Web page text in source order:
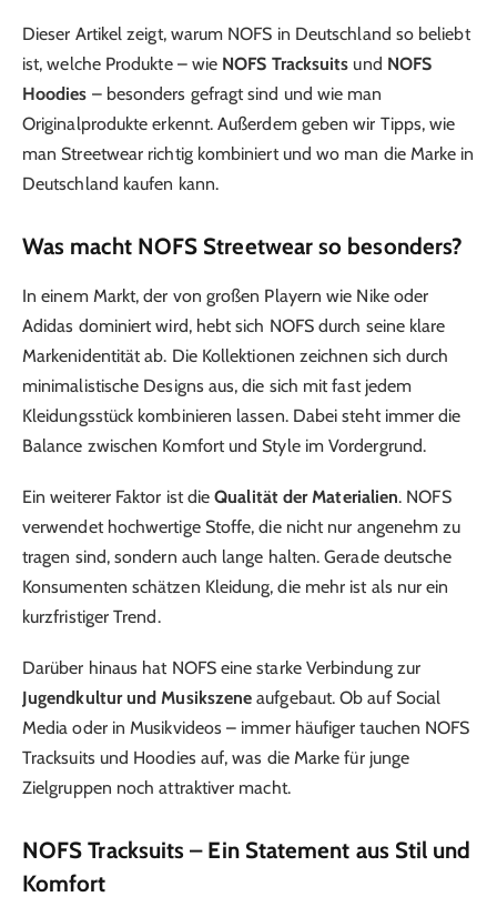
Dieser Artikel zeigt, warum NOFS in Deutschland so beliebt
ist, welche Produkte – wie NOFS Tracksuits und NOFS
Hoodies – besonders gefragt sind und wie man
Originalprodukte erkennt. Außerdem geben wir Tipps, wie
man Streetwear richtig kombiniert und wo man die Marke in
Deutschland kaufen kann.
Was macht NOFS Streetwear so besonders?
In einem Markt, der von großen Playern wie Nike oder
Adidas dominiert wird, hebt sich NOFS durch seine klare
Markenidentität ab. Die Kollektionen zeichnen sich durch
minimalistische Designs aus, die sich mit fast jedem
Kleidungsstück kombinieren lassen. Dabei steht immer die
Balance zwischen Komfort und Style im Vordergrund.
Ein weiterer Faktor ist dieQualität der Materialien. NOFS
verwendet hochwertige Stoffe, die nicht nur angenehm zu
tragen sind, sondern auch lange halten. Gerade deutsche
Konsumenten schätzen Kleidung, die mehr ist als nur ein
kurzfristiger Trend.
Darüber hinaus hat NOFS eine starke Verbindung zur
Jugendkultur und Musikszene aufgebaut. Ob auf Social
Media oder in Musikvideos – immer häufiger tauchen NOFS
Tracksuits und Hoodies auf, was die Marke für junge
Zielgruppen noch attraktiver macht.
NOFS Tracksuits – Ein Statement aus Stil und
Komfort